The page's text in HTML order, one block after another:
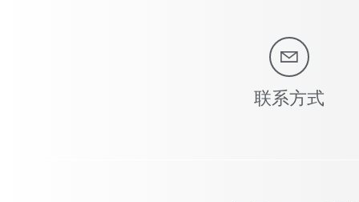
联系方式